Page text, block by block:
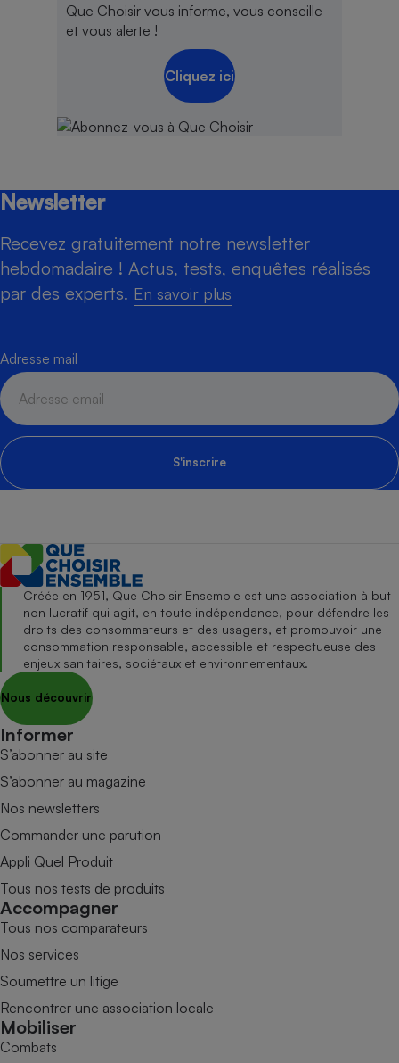
Que Choisir vous informe, vous conseille
et vous alerte !
Cliquez ici
Newsletter
Recevez gratuitement notre newsletter
hebdomadaire ! Actus, tests, enquêtes réalisés
par des experts. En savoir plus
Adresse mail
S'inscrire
Créée en 1951, Que Choisir Ensemble est une association à but
non lucratif qui agit, en toute indépendance, pour défendre les
droits des consommateurs et des usagers, et promouvoir une
consommation responsable, accessible et respectueuse des
enjeux sanitaires, sociétaux et environnementaux.
Nous découvrir
Informer
S’abonner au site
S’abonner au magazine
Nos newsletters
Commander une parution
Appli Quel Produit
Tous nos tests de produits
Accompagner
Tous nos comparateurs
Nos services
Soumettre un litige
Rencontrer une association locale
Mobiliser
Combats